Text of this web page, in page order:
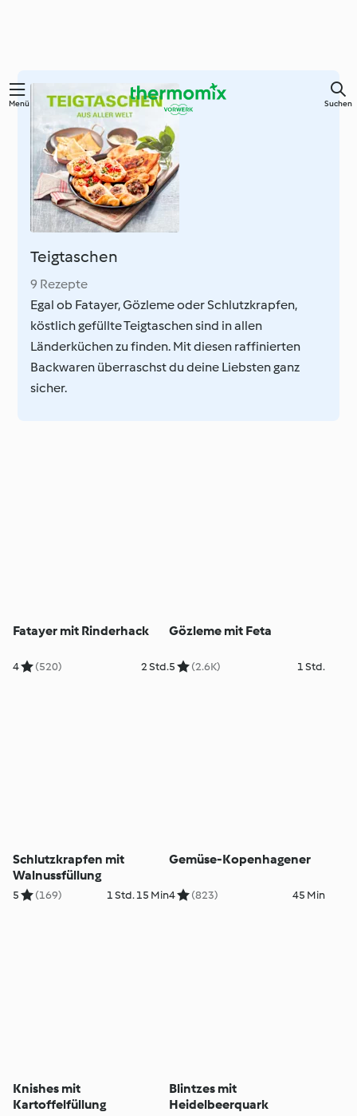
Zum
springen
Menü Suchen
Teigtaschen
9 Rezepte
Egal ob Fatayer, Gözleme oder Schlutzkrapfen,
köstlich gefüllte Teigtaschen sind in allen
Länderküchen zu finden. Mit diesen raffinierten
Backwaren überraschst du deine Liebsten ganz
sicher.
Fatayer mit Rinderhack
4 (520) 2 Std.
Gözleme mit Feta
5 (2.6K) 1 Std.
Schlutzkrapfen mit
Walnussfüllung
5 (169) 1 Std. 15 Min
Gemüse-Kopenhagener
4 (823) 45 Min
Knishes mit
Kartoffelfüllung
Blintzes mit
Heidelbeerquark